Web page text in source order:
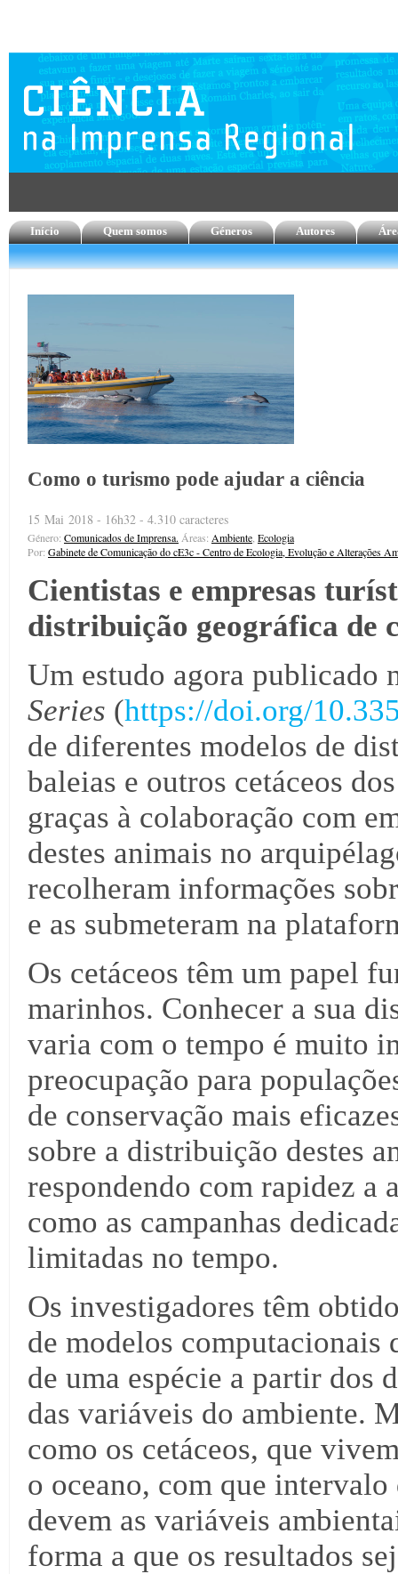
Início Quem somos Géneros Autores
Como o turismo pode ajudar a ciência
15 Mai 2018 - 16h32 - 4.310 caracteres
Género: Comunicados de Imprensa. Áreas: Ambiente Ecologia
Por: Gabinete de Comunicação do cE3c - Centro de Ecologia, Evolução e Alterações
Cientistas e empresas
distribuição geográfica de
Um estudo agora publicado
Series (https://doi.org/
de diferentes modelos de
baleias e outros cetáceos
graças à colaboração com
destes animais no
recolheram informações
e as submeteram na
Os cetáceos têm um papel
marinhos. Conhecer a sua
varia com o tempo é muito
preocupação para
de conservação mais
sobre a distribuição destes
respondendo com rapidez a
como as campanhas
limitadas no tempo.
Os investigadores têm
de modelos
de uma espécie a partir dos
das variáveis do ambiente.
como os cetáceos, que
o oceano, com que intervalo
devem as variáveis
forma a que os resultados